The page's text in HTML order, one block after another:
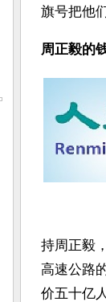
旗号把他
周正毅的
持周正毅
高速公路
价五十亿